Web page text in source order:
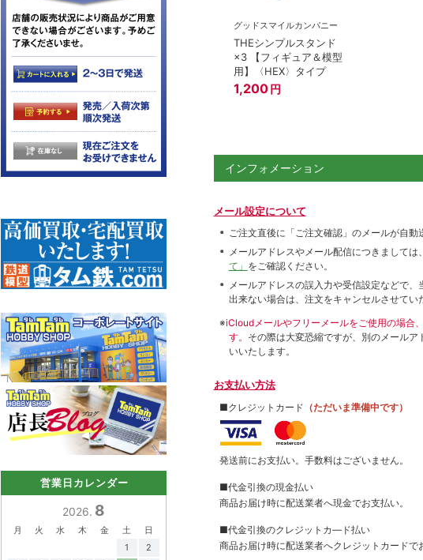
グッドスマイルカンパニー
THEシンプルスタンド
×3 【フィギュア＆模型
用】〈HEX〉タイプ
1,200 円
インフォメーション
メール設定について
ご注文直後に「ご注文確認」のメールが自動
メールアドレスやメール配信につきましては
て」 をご確認ください。
メールアドレスの誤入力や受信設定などで
出来ない場合は、注文をキャンセルさせてい
※iCloudメールやフリーメールをご使用の場合
す。 その際は大変恐縮ですが、別のメール
いいたします。
お支払い方法
■クレジットカード （ただいま準備中です）
発送前にお支払い。手数料はございません。
■代金引換の現金払い
商品お届け時に配送業者へ現金でお支払い。
■代金引換のクレジットカ―ド払い
商品お届け時に配送業者へクレジットカードで
営業日カレンダー
2026. 8
月 火 水 木 金 土
日
1
2